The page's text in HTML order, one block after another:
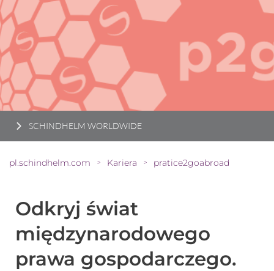
SCHINDHELM WORLDWIDE
pl.schindhelm.com > Kariera > pratice2goabroad
Odkryj świat
międzynarodowego
prawa gospodarczego.